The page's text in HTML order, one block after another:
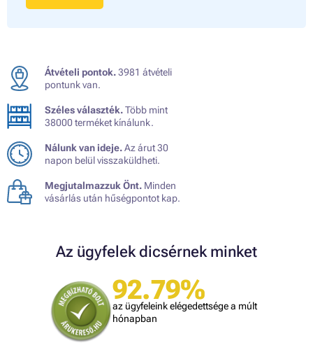
Átvételi pontok.3981 átvételi
pontunk van.
Széles választék.Több mint
38000 terméket kínálunk.
Nálunk van ideje.Az árut 30
napon belül visszaküldheti.
Megjutalmazzuk Önt. Minden
vásárlás után hűségpontot kap.
Az ügyfelek dicsérnek minket
92.79%
az ügyfeleink elégedettsége a múlt
hónapban